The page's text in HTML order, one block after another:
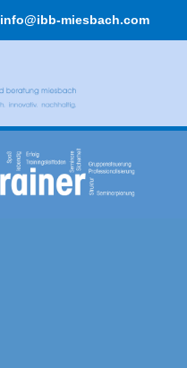
info@ibb-miesbach.com